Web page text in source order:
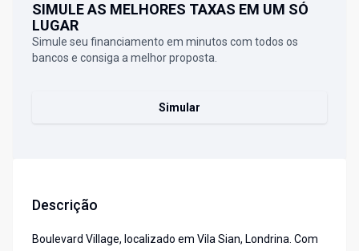
SIMULE AS MELHORES TAXAS EM UM SÓ
LUGAR
Simule seu financiamento em minutos com todos os
bancos e consiga a melhor proposta.
Simular
Descrição
Boulevard Village, localizado em Vila Sian, Londrina. Com